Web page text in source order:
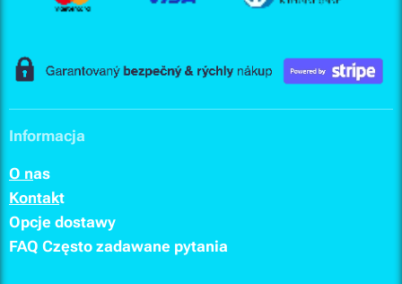
Informacja
O nas
Kontakt
Opcje dostawy
FAQ Często zadawane pytania